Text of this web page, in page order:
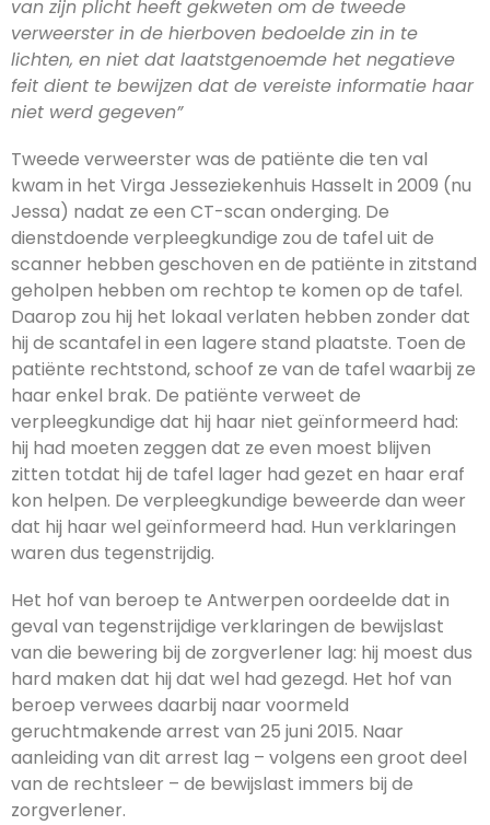
van zijn plicht heeft gekweten om de tweede
verweerster in de hierboven bedoelde zin in te
lichten, en niet dat laatstgenoemde het negatieve
feit dient te bewijzen dat de vereiste informatie haar
niet werd gegeven”
Tweede verweerster was de patiënte die ten val
kwam in het Virga Jesseziekenhuis Hasselt in 2009 (nu
Jessa) nadat ze een CT-scan onderging. De
dienstdoende verpleegkundige zou de tafel uit de
scanner hebben geschoven en de patiënte in zitstand
geholpen hebben om rechtop te komen op de tafel.
Daarop zou hij het lokaal verlaten hebben zonder dat
hij de scantafel in een lagere stand plaatste. Toen de
patiënte rechtstond, schoof ze van de tafel waarbij ze
haar enkel brak. De patiënte verweet de
verpleegkundige dat hij haar niet geïnformeerd had:
hij had moeten zeggen dat ze even moest blijven
zitten totdat hij de tafel lager had gezet en haar eraf
kon helpen. De verpleegkundige beweerde dan weer
dat hij haar wel geïnformeerd had. Hun verklaringen
waren dus tegenstrijdig.
Het hof van beroep te Antwerpen oordeelde dat in
geval van tegenstrijdige verklaringen de bewijslast
van die bewering bij de zorgverlener lag: hij moest dus
hard maken dat hij dat wel had gezegd. Het hof van
beroep verwees daarbij naar voormeld
geruchtmakende arrest van 25 juni 2015. Naar
aanleiding van dit arrest lag – volgens een groot deel
van de rechtsleer – de bewijslast immers bij de
zorgverlener.